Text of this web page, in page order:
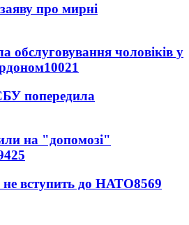
про мирні
обслуговування чоловіків у
10021
попередила
на "допомозі"
вступить до НАТО8569